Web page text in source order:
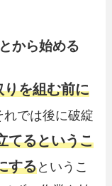
から始める
りを組む前に
れでは後に破綻
てるというこ
するというこ